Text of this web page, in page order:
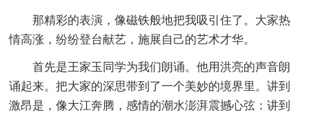
那精彩的表演，像磁铁般地把我吸引住了。大家热
情高涨，纷纷登台献艺，施展自己的艺术才华。
首先是王家玉同学为我们朗诵。他用洪亮的声音朗
诵起来。把大家的深思带到了一个美妙的境界里。讲到
激昂是，像大江奔腾，感情的潮水澎湃震撼心弦：讲到